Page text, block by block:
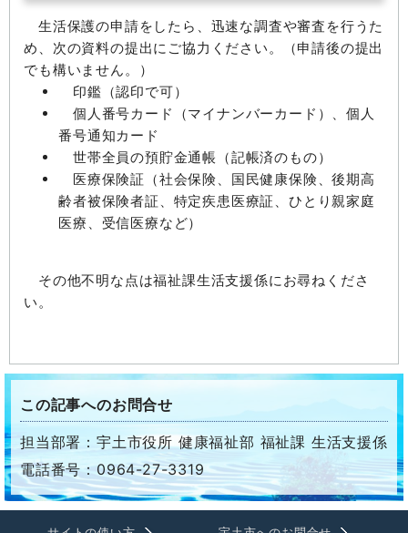
生活保護の申請をしたら、迅速な調査や審査を行うた
め、次の資料の提出にご協力ください。（申請後の提出
でも構いません。）
印鑑（認印で可）
個人番号カード（マイナンバーカード）、個人
番号通知カード
世帯全員の預貯金通帳（記帳済のもの）
医療保険証（社会保険、国民健康保険、後期高
齢者被保険者証、特定疾患医療証、ひとり親家庭
医療、受信医療など）
その他不明な点は福祉課生活支援係にお尋ねくださ
い。
この記事へのお問合せ
担当部署：宇土市役所 健康福祉部 福祉課 生活支援係
電話番号：0964-27-3319